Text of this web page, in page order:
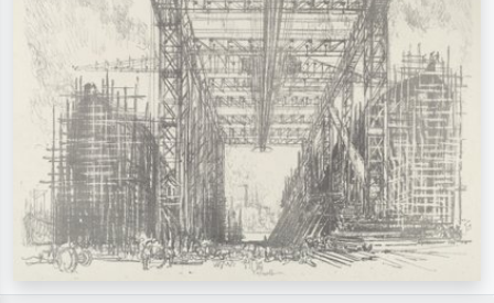
Hokusai, Akt.
Baum.